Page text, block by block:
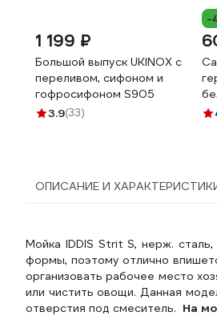
1 199 ₽
Большой выпуск UKINOX с
переливом, сифоном и
гофросифоном S905
3.9(33)
-
ОПИСАНИЕ И
Мойка IDDIS Strit S, нерж.
формы, поэтому отлично
организовать рабочее место
или чистить овощи. Данная
отверстия под смеситель. На